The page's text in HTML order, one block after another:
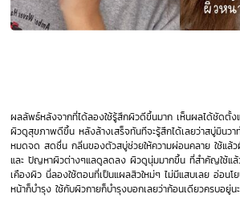
ผลลัพธ์หลังจากที่ได้ลองใช้รู้สึกผิวดีขึ้นมาก เห็นผลได้ชัดตั้ง
ผิวดูสุขภาพดีขึ้น หลังล้างเสร็จทันทีจะรู้สึกได้เลยว่าสบู่มินวา
หมดจด สดชื่น กลิ่นของตัวสบู่ช่วยให้ความผ่อนคลาย ใช้แล้
และ ปัญหาผิวต่างๆแลดูลดลง ผิวดูนุ่มมากขึ้น ที่สำคัญใช้แล้
เคืองผิว นี่ลองใช้ตอนที่เป็นแผลสิวใหม่ๆ ไม่มีแสบเลย อ่อนโ
หน้าก็บำรุง ใช้กับผิวกายก็บำรุงบอกเลยว่าก้อนเดียวครบอยู่น